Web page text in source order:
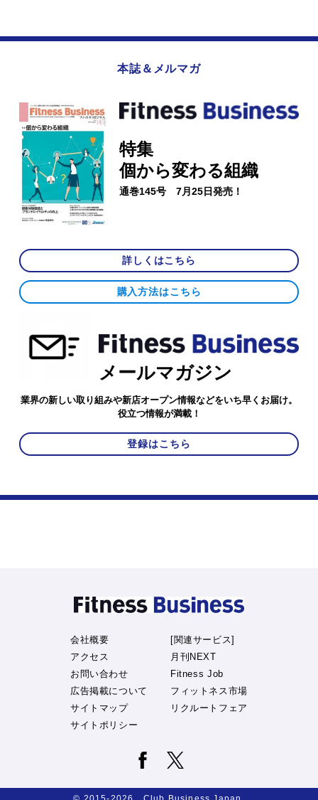
本誌＆メルマガ
特集
個から変わる組織
通巻145号 7月25日発売！
詳しくはこちら
購入方法はこちら
メールマガジン
業界の新しい取り組みや新店オープン情報などをいち早くお届け。
役立つ情報が満載！
登録はこちら
会社概要
アクセス
お問い合わせ
広告掲載について
サイトマップ
サイトポリシー
[関連サービス]
月刊NEXT
Fitness Job
フィットネス市場
リクルートフェア